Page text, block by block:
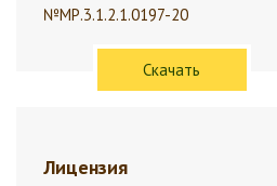
№МР.3.1.2.1.0197-20
Скачать
Лицензия